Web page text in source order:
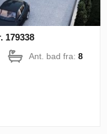
179338
Ant. bad fra:8